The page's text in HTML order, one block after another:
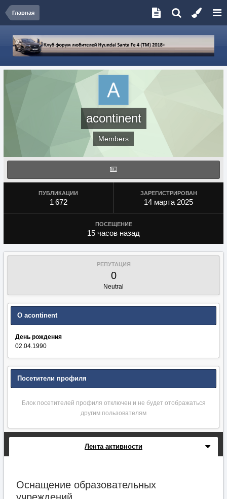
Главная
acontinent
Members
ПУБЛИКАЦИИ
1 672
ЗАРЕГИСТРИРОВАН
14 марта 2025
ПОСЕЩЕНИЕ
15 часов назад
РЕПУТАЦИЯ
0
Neutral
О acontinent
День рождения
02.04.1990
Посетители профиля
Блок посетителей профиля отключен и не будет отображаться
другим пользователям
Лента активности
Оснащение образовательных